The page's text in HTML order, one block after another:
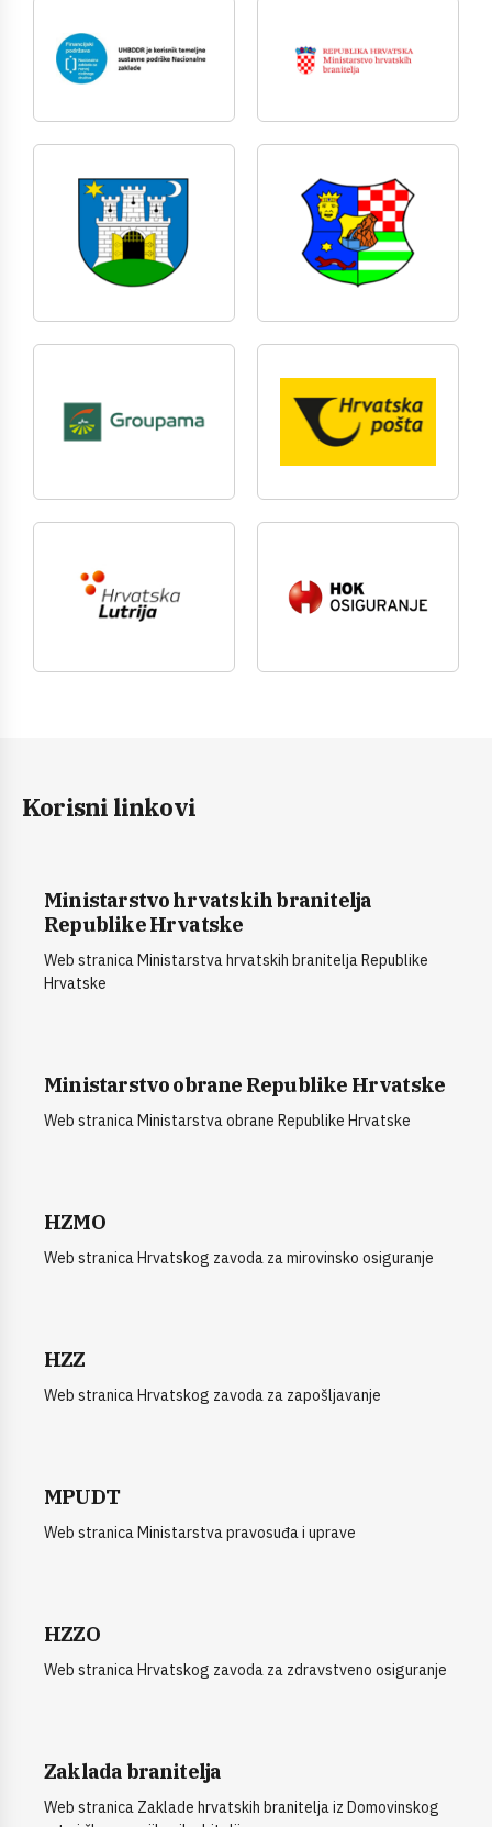
Korisni linkovi
Ministarstvo hrvatskih branitelja
Republike Hrvatske
Web stranica Ministarstva hrvatskih branitelja Republike
Hrvatske
Ministarstvo obrane Republike Hrvatske
Web stranica Ministarstva obrane Republike Hrvatske
HZMO
Web stranica Hrvatskog zavoda za mirovinsko osiguranje
HZZ
Web stranica Hrvatskog zavoda za zapošljavanje
MPUDT
Web stranica Ministarstva pravosuđa i uprave
HZZO
Web stranica Hrvatskog zavoda za zdravstveno osiguranje
Zaklada branitelja
Web stranica Zaklade hrvatskih branitelja iz Domovinskog